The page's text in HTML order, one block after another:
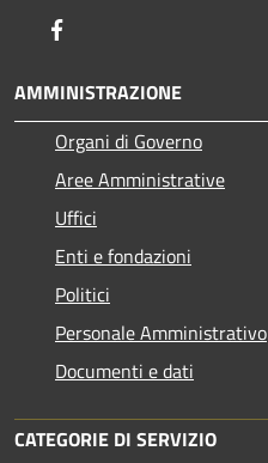
AMMINISTRAZIONE
Organi di Governo
Aree Amministrative
Uffici
Enti e fondazioni
Politici
Personale Amministrativo
Documenti e dati
CATEGORIE DI SERVIZIO